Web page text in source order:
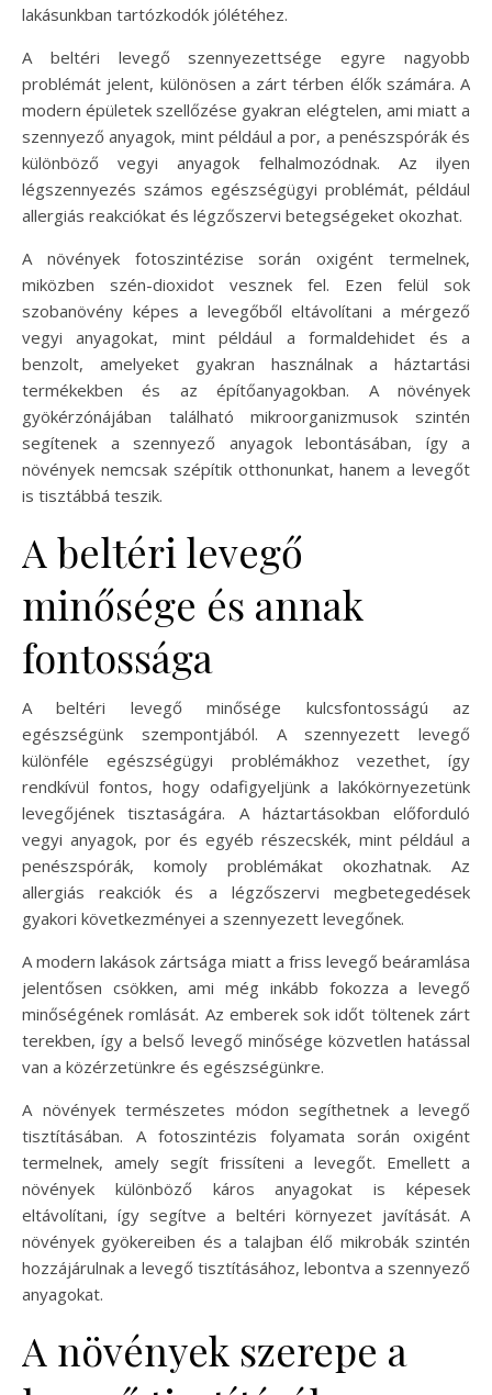
lakásunkban tartózkodók jólétéhez.
A beltéri levegő szennyezettsége egyre nagyobb
problémát jelent, különösen a zárt térben élők számára. A
modern épületek szellőzése gyakran elégtelen, ami miatt a
szennyező anyagok, mint például a por, a penészspórák és
különböző vegyi anyagok felhalmozódnak. Az ilyen
légszennyezés számos egészségügyi problémát, például
allergiás reakciókat és légzőszervi betegségeket okozhat.
A növények fotoszintézise során oxigént termelnek,
miközben szén-dioxidot vesznek fel. Ezen felül sok
szobanövény képes a levegőből eltávolítani a mérgező
vegyi anyagokat, mint például a formaldehidet és a
benzolt, amelyeket gyakran használnak a háztartási
termékekben és az építőanyagokban. A növények
gyökérzónájában található mikroorganizmusok szintén
segítenek a szennyező anyagok lebontásában, így a
növények nemcsak szépítik otthonunkat, hanem a levegőt
is tisztábbá teszik.
A beltéri levegő
minősége és annak
fontossága
A beltéri levegő minősége kulcsfontosságú az
egészségünk szempontjából. A szennyezett levegő
különféle egészségügyi problémákhoz vezethet, így
rendkívül fontos, hogy odafigyeljünk a lakókörnyezetünk
levegőjének tisztaságára. A háztartásokban előforduló
vegyi anyagok, por és egyéb részecskék, mint például a
penészspórák, komoly problémákat okozhatnak. Az
allergiás reakciók és a légzőszervi megbetegedések
gyakori következményei a szennyezett levegőnek.
A modern lakások zártsága miatt a friss levegő beáramlása
jelentősen csökken, ami még inkább fokozza a levegő
minőségének romlását. Az emberek sok időt töltenek zárt
terekben, így a belső levegő minősége közvetlen hatással
van a közérzetünkre és egészségünkre.
A növények természetes módon segíthetnek a levegő
tisztításában. A fotoszintézis folyamata során oxigént
termelnek, amely segít frissíteni a levegőt. Emellett a
növények különböző káros anyagokat is képesek
eltávolítani, így segítve a beltéri környezet javítását. A
növények gyökereiben és a talajban élő mikrobák szintén
hozzájárulnak a levegő tisztításához, lebontva a szennyező
anyagokat.
A növények szerepe a